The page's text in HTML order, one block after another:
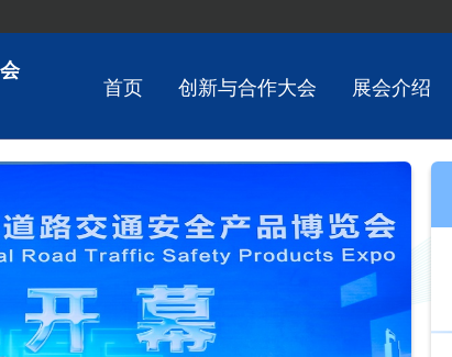
首页 创新与合作大会 展会介绍